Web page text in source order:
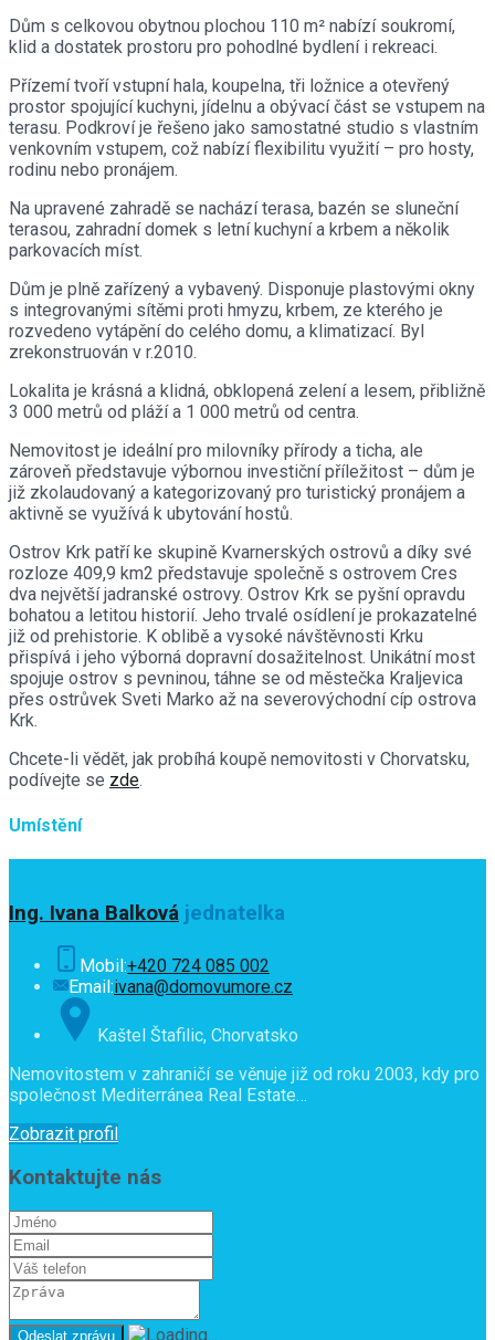
Dům s celkovou obytnou plochou 110 m² nabízí soukromí,
klid a dostatek prostoru pro pohodlné bydlení i rekreaci.
Přízemí tvoří vstupní hala, koupelna, tři ložnice a otevřený
prostor spojující kuchyni, jídelnu a obývací část se vstupem na
terasu. Podkroví je řešeno jako samostatné studio s vlastním
venkovním vstupem, což nabízí flexibilitu využití – pro hosty,
rodinu nebo pronájem.
Na upravené zahradě se nachází terasa, bazén se sluneční
terasou, zahradní domek s letní kuchyní a krbem a několik
parkovacích míst.
Dům je plně zařízený a vybavený. Disponuje plastovými okny
s integrovanými sítěmi proti hmyzu, krbem, ze kterého je
rozvedeno vytápění do celého domu, a klimatizací. Byl
zrekonstruován v r.2010.
Lokalita je krásná a klidná, obklopená zelení a lesem, přibližně
3 000 metrů od pláží a 1 000 metrů od centra.
Nemovitost je ideální pro milovníky přírody a ticha, ale
zároveň představuje výbornou investiční příležitost – dům je
již zkolaudovaný a kategorizovaný pro turistický pronájem a
aktivně se využívá k ubytování hostů.
Ostrov Krk patří ke skupině Kvarnerských ostrovů a díky své
rozloze 409,9 km2 představuje společně s ostrovem Cres
dva největší jadranské ostrovy. Ostrov Krk se pyšní opravdu
bohatou a letitou historií. Jeho trvalé osídlení je prokazatelné
již od prehistorie. K oblibě a vysoké návštěvnosti Krku
přispívá i jeho výborná dopravní dosažitelnost. Unikátní most
spojuje ostrov s pevninou, táhne se od městečka Kraljevica
přes ostrůvek Sveti Marko až na severovýchodní cíp ostrova
Krk.
Chcete-li vědět, jak probíhá koupě nemovitosti v Chorvatsku,
podívejte se zde.
Umístění
Ing. Ivana Balková jednatelka
Mobil:+420 724 085 002
Email:ivana@domovumore.cz
Kaštel Štafilic, Chorvatsko
Nemovitostem v zahraničí se věnuje již od roku 2003, kdy pro
společnost Mediterránea Real Estate…
Zobrazit profil
Kontaktujte nás